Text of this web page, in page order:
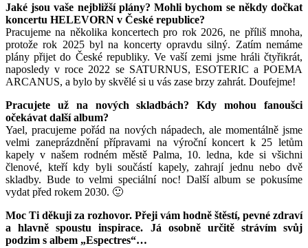
Jaké jsou vaše nejbližší plány? Mohli bychom se někdy dočkat
koncertu HELEVORN v České republice?
Pracujeme na několika koncertech pro rok 2026, ne příliš mnoha,
protože rok 2025 byl na koncerty opravdu silný. Zatím nemáme
plány přijet do České republiky. Ve vaší zemi jsme hráli čtyřikrát,
naposledy v roce 2022 se SATURNUS, ESOTERIC a POEMA
ARCANUS, a bylo by skvělé si u vás zase brzy zahrát. Doufejme!
Pracujete už na nových skladbách? Kdy mohou fanoušci
očekávat další album?
Yael, pracujeme pořád na nových nápadech, ale momentálně jsme
velmi zaneprázdnění přípravami na výroční koncert k 25 letům
kapely v našem rodném městě Palma, 10. ledna, kde si všichni
členové, kteří kdy byli součástí kapely, zahrají jednu nebo dvě
skladby. Bude to velmi speciální noc! Další album se pokusíme
vydat před rokem 2030. 🙂
Moc Ti děkuji za rozhovor. Přeji vám hodně štěstí, pevné zdraví
a hlavně spoustu inspirace. Já osobně určitě strávím svůj
podzim s albem „Espectres“…